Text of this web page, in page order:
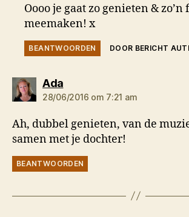
Oooo je gaat zo genieten &
meemaken! x
BEANTWOORDEN DOOR BERICHT
Adazegt:
28/06/2016 om 7:21 am
Ah, dubbel genieten, van de
samen met je dochter!
BEANTWOORDEN